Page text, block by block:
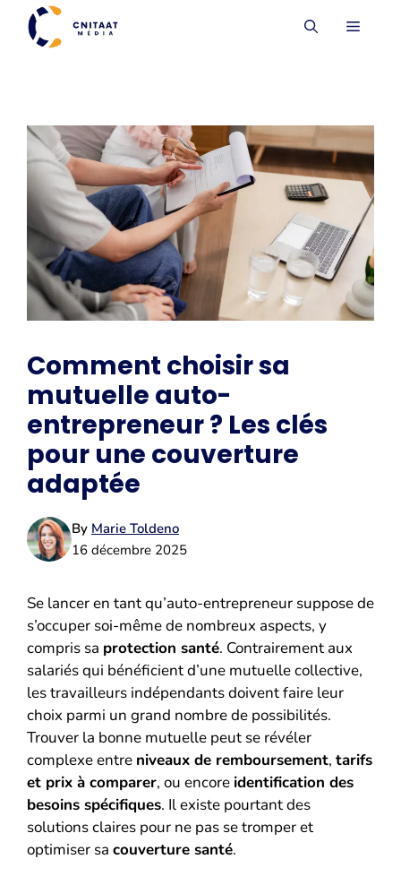
Aller
contenu
MENU
Comment choisir sa
mutuelle auto-
entrepreneur ? Les clés
pour une couverture
adaptée
By Marie Toldeno
16 décembre 2025
Se lancer en tant qu’auto-entrepreneur suppose de
s’occuper soi-même de nombreux aspects, y
compris sa protection santé. Contrairement aux
salariés qui bénéficient d’une mutuelle collective,
les travailleurs indépendants doivent faire leur
choix parmi un grand nombre de possibilités.
Trouver la bonne mutuelle peut se révéler
complexe entre niveaux de remboursement, tarifs
et prix à comparer, ou encore identification des
besoins spécifiques. Il existe pourtant des
solutions claires pour ne pas se tromper et
optimiser sa couverture santé.